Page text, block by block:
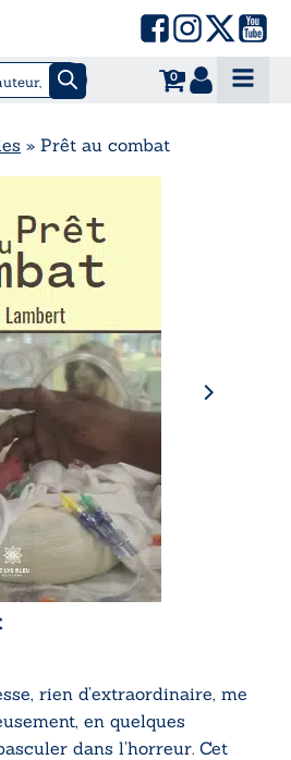
0
» Prêt au combat
rien d’extraordinaire, me
en quelques
dans l’horreur. Cet